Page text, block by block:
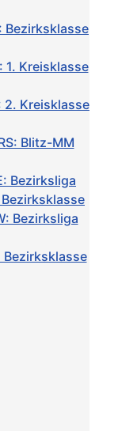
Bezirksklasse
1. Kreisklasse
2. Kreisklasse
Blitz-MM
Bezirksliga
Bezirksklasse
Bezirksliga
Bezirksklasse